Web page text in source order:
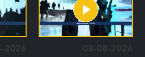
08-08-2026
2026